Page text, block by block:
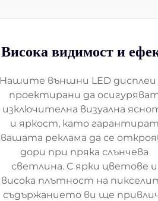
Висока видимост и
Нашите външни LED дисплеи
проектирани да
изключителна визуална
и яркост, като гарантират
вашата реклама да се
дори при пряка слънчева
светлина. С ярки цветове и
висока плътност на
съдържанието ви ще